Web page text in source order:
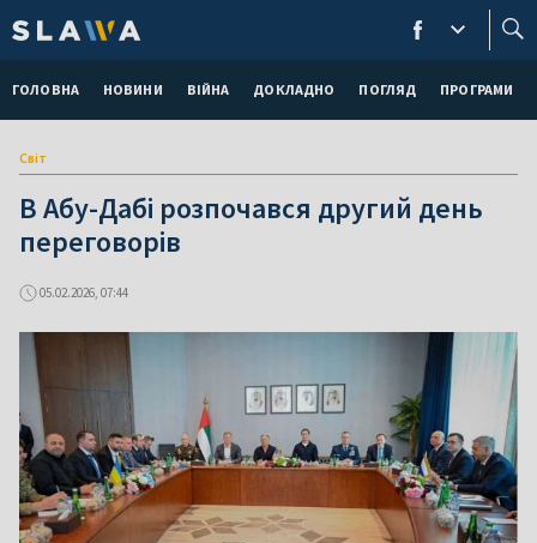
ГОЛОВНА НОВИНИ ВІЙНА ДОКЛАДНО ПОГЛЯД ПРОГРАМИ
Світ
В Абу-Дабі розпочався другий день
переговорів
05.02.2026, 07:44